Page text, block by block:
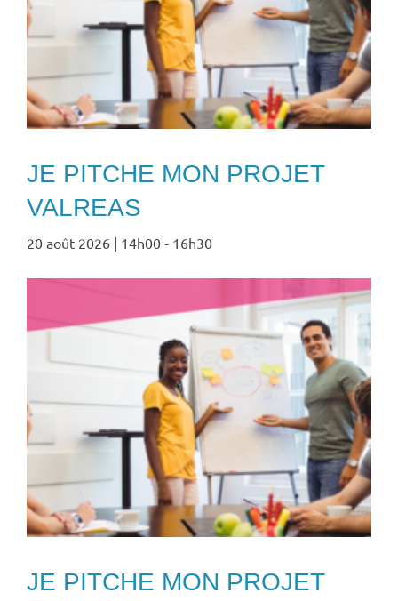
JE PITCHE MON PROJET
VALREAS
20 août 2026 | 14h00 - 16h30
JE PITCHE MON PROJET